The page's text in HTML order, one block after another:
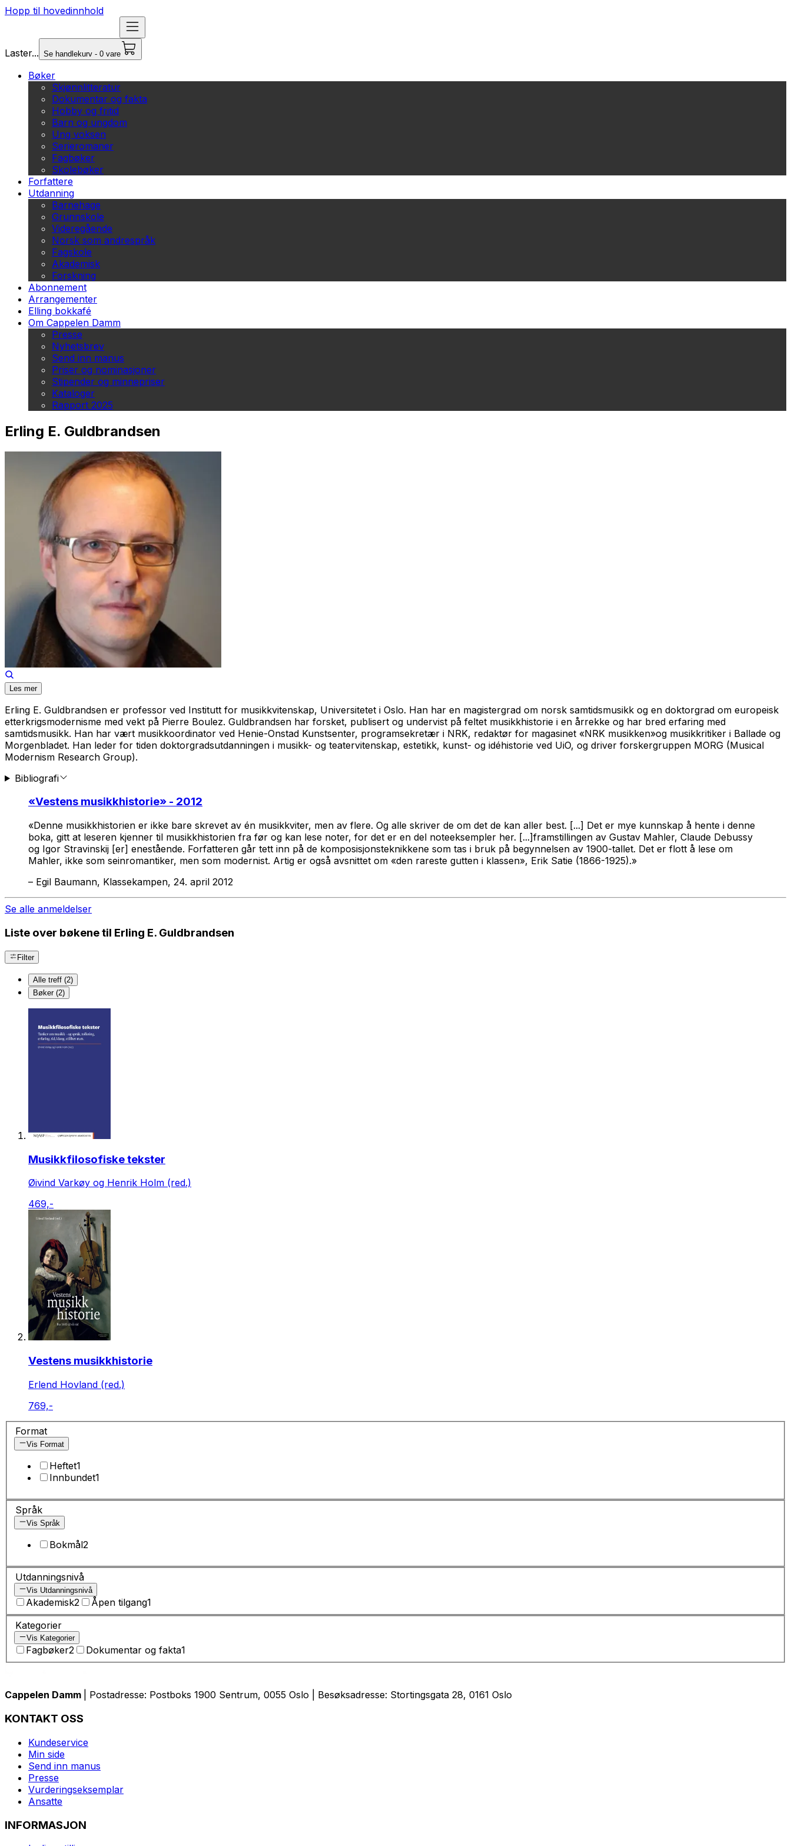
Hopp til hovedinnhold
Laster... Se handlekurv - 0 vare
Bøker
Skjønnlitteratur
Dokumentar og fakta
Hobby og fritid
Barn og ungdom
Ung voksen
Serieromaner
Fagbøker
Skolebøker
Forfattere
Utdanning
Barnehage
Grunnskole
Videregående
Norsk som andrespråk
Fagskole
Akademisk
Forskning
Abonnement
Arrangementer
Elling bokkafé
Om Cappelen Damm
Presse
Nyhetsbrev
Send inn manus
Priser og nominasjoner
Stipender og minnepriser
Kataloger
Rapport 2025
Erling E. Guldbrandsen
Les mer
Erling E. Guldbrandsen er professor ved Institutt for musikkvitenskap, Universitetet i Oslo. Han har en magistergrad om norsk samtidsmusikk og en doktorgrad om europeisk
etterkrigsmodernisme med vekt på Pierre Boulez. Guldbrandsen har forsket, publisert og undervist på feltet musikkhistorie i en årrekke og har bred erfaring med
samtidsmusikk. Han har vært musikkoordinator ved Henie-Onstad Kunstsenter, programsekretær i NRK, redaktør for magasinet «NRK musikken»og musikkritiker i Ballade og
Morgenbladet. Han leder for tiden doktorgradsutdanningen i musikk- og teatervitenskap, estetikk, kunst- og idéhistorie ved UiO, og driver forskergruppen MORG (Musical
Modernism Research Group).
Bibliografi
«Vestens musikkhistorie» - 2012
«Denne musikkhistorien er ikke bare skrevet av én musikkviter, men av flere. Og alle skriver de om det de kan aller best. [...] Det er mye kunnskap å hente i denne
boka, gitt at leseren kjenner til musikkhistorien fra før og kan lese noter, for det er en del noteeksempler her. [...]framstillingen av Gustav Mahler, Claude Debussy
og Igor Stravinskij [er] enestående. Forfatteren går tett inn på de komposisjonsteknikkene som tas i bruk på begynnelsen av 1900-tallet. Det er flott å lese om
Mahler, ikke som seinromantiker, men som modernist. Artig er også avsnittet om «den rareste gutten i klassen», Erik Satie (1866-1925).»
– Egil Baumann, Klassekampen, 24. april 2012
Se alle anmeldelser
Liste over bøkene til Erling E. Guldbrandsen
Filter
Alle treff (2)
Bøker (2)
Musikkfilosofiske tekster
Øivind Varkøy og Henrik Holm (red.)
469,-
Vestens musikkhistorie
Erlend Hovland (red.)
769,-
Format
Vis Format
Heftet1
Innbundet1
Språk
Vis Språk
Bokmål2
Utdanningsnivå
Vis Utdanningsnivå
Akademisk2 Åpen tilgang1
Kategorier
Vis Kategorier
Fagbøker2 Dokumentar og fakta1
Cappelen Damm | Postadresse: Postboks 1900 Sentrum, 0055 Oslo | Besøksadresse: Stortingsgata 28, 0161 Oslo
KONTAKT OSS
Kundeservice
Min side
Send inn manus
Presse
Vurderingseksemplar
Ansatte
INFORMASJON